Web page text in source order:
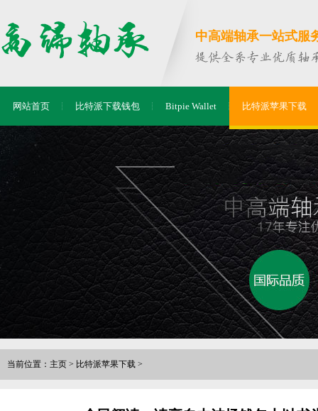
中高端轴承一站式服
网站首页 比特派下载钱包 Bitpie Wallet 比特派苹果下载
当前位置： 主页 > 比特派苹果下载 >